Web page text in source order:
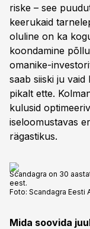
riske – see
keerukaid
oluline on ka
koondamine
omanike-
saab siiski ju
pikalt ette.
kulusid
iseloomustavas
rägastikus.
Scandagra on 30
eest.
Foto: Scandagra Eesti
Mida soovida